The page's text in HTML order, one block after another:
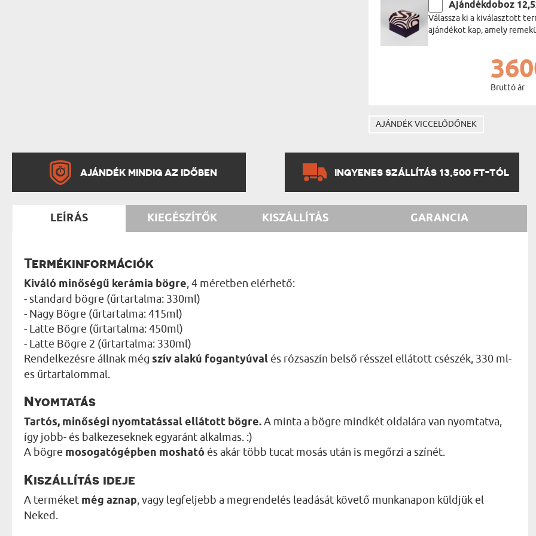
Ajándékdoboz
Válassza ki a kiválasztott
ajándékot kap, amely
Bruttó ár
AJÁNDÉK VICCELŐDŐNEK
AJÁNDÉK MINDIG AZ IDŐBEN INGYENES SZÁLLÍTÁS 13,500 FT-TÓL
LEÍRÁS KIEGÉSZÍTŐK KISZÁLLÍTÁS GARANCIA
Termékinformációk
Kiváló minőségű kerámia bögre, 4 méretben elérhető:
- standard bögre (űrtartalma: 330ml)
- Nagy Bögre (űrtartalma: 415ml)
- Latte Bögre (űrtartalma: 450ml)
- Latte Bögre 2 (űrtartalma: 330ml)
Rendelkezésre állnak még szív alakú fogantyúval és rózsaszín belső résszel ellátott csészék, 330 ml-
es űrtartalommal.
Nyomtatás
Tartós, minőségi nyomtatással ellátott bögre.A minta a bögre mindkét oldalára van nyomtatva,
így jobb- és balkezeseknek egyaránt alkalmas. :)
A bögre mosogatógépben mosható és akár több tucat mosás után is megőrzi a színét.
Kiszállítás ideje
A terméket még aznap, vagy legfeljebb a megrendelés leadását követő munkanapon küldjük el
Neked.